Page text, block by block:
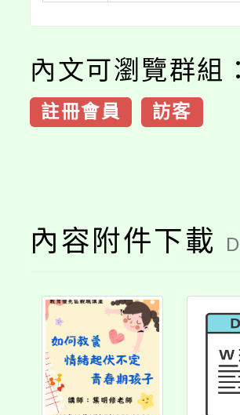
內文可瀏覽群組：
註冊會員 訪客
內容附件下載